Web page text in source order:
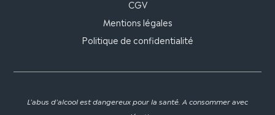
CGV
Mentions légales
Politique de confidentialité
L'abus d'alcool est dangereux pour la santé. A consommer avec